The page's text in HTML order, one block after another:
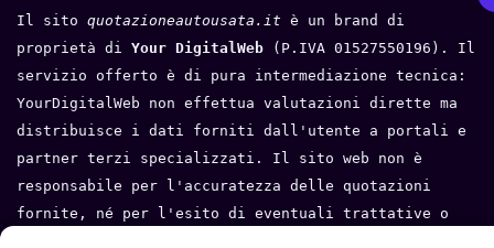
Il sito quotazioneautousata.it è un brand di
proprietà di Your DigitalWeb
(P.IVA 01527550196). Il
servizio offerto è di pura intermediazione tecnica:
YourDigitalWeb non effettua valutazioni dirette ma
distribuisce i dati forniti dall'utente a portali e
partner terzi specializzati. Il sito web non è
responsabile per l'accuratezza delle quotazioni
fornite, né per l'esito di eventuali trattative o